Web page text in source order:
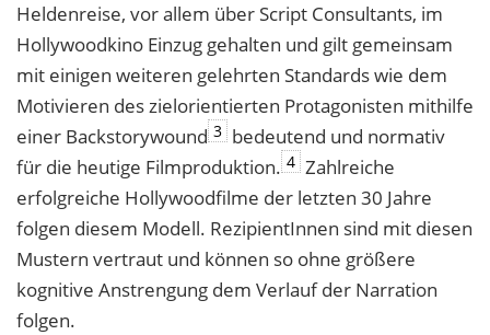
Heldenreise, vor allem über Script Consultants, im
Hollywoodkino Einzug gehalten und gilt gemeinsam
mit einigen weiteren gelehrten Standards wie dem
Motivieren des zielorientierten Protagonisten mithilfe
einer Backstorywound 3 bedeutend und normativ
für die heutige Filmproduktion. 4 Zahlreiche
erfolgreiche Hollywoodfilme der letzten 30 Jahre
folgen diesem Modell. RezipientInnen sind mit diesen
Mustern vertraut und können so ohne größere
kognitive Anstrengung dem Verlauf der Narration
folgen.